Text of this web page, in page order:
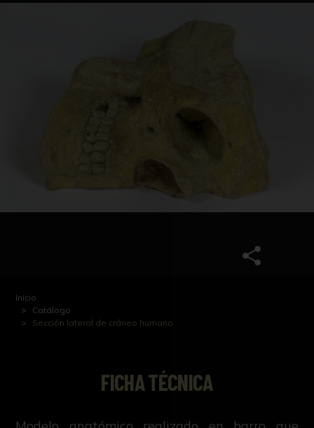
Inicio
Catálogo
Sección lateral de cráneo humano
FICHA TÉCNICA